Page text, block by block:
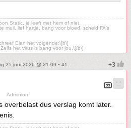
Static, je leeft met hem of niet.
muil, lief hartje, bang voor bloed, scheld FA's
Elan het volgende:\[b\]
het virus is bang voor jou.\[/b\]
25 juni 2026 @ 21:09 • 41
Adminion.
overbelast dus verslag komt later.